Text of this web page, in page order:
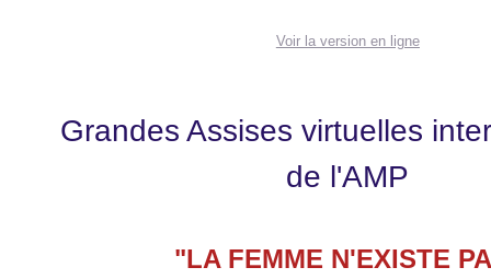
Voir la version en ligne
Grandes Assises virtuelles
de l'AMP
"LA FEMME N'EXISTE